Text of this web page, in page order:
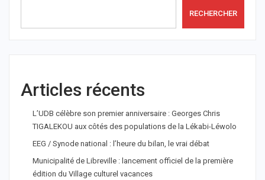
RECHERCHER
Articles récents
L’UDB célèbre son premier anniversaire : Georges Chris
TIGALEKOU aux côtés des populations de la Lékabi-Léwolo
EEG / Synode national : l’heure du bilan, le vrai débat
Municipalité de Libreville : lancement officiel de la première
édition du Village culturel vacances